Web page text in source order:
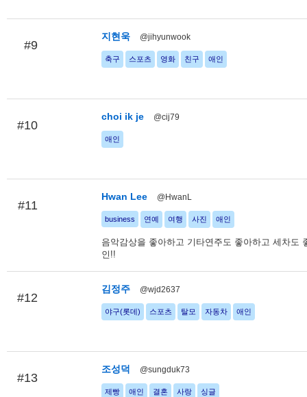
#9
지현욱 @jihyunwook
축구 스포츠 영화 친구 애인
#10
choi ik je @cij79
애인
#11
Hwan Lee @HwanL
business 연예 여행 사진 애인
음악감상을 좋아하고 기타연주도 좋아하고 세차도
인!!
#12
김정주 @wjd2637
야구(롯데) 스포츠 탈모 자동차 애인
#13
조성덕 @sungduk73
제빵 애인 결혼 사랑 싱글